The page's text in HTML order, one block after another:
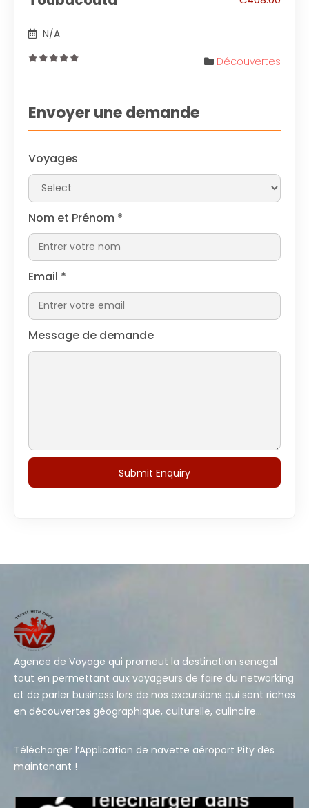
N/A
Découvertes
Envoyer une demande
Voyages
Nom et Prénom *
Email *
Message de demande
Agence de Voyage qui promeut la destination senegal
tout en permettant aux voyageurs de faire du networking
et de parler business lors de nos excursions qui sont riches
en découvertes géographique, culturelle, culinaire…
Télécharger l’Application de navette aéroport Pity dès
maintenant !